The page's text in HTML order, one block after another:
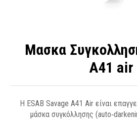
Μασκα
A41 air
Η ESAB Savage A41 Air είναι
μάσκα συγκόλλησης